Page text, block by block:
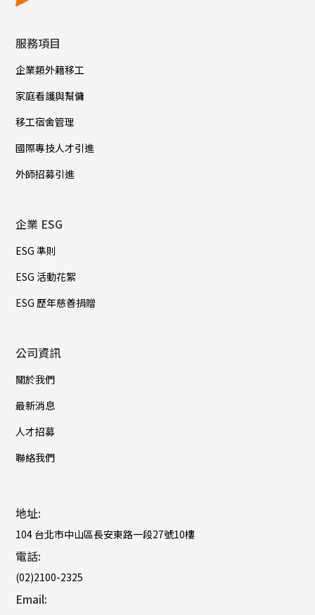
服務項目
企業類外籍移工
家庭看護與幫傭
移工宿舍管理
國際專技人才引進
外師招募引進
企業 ESG
ESG 準則
ESG 活動花絮
ESG 歷年慈善捐贈
公司資訊
關於我們
最新消息
人才招募
聯絡我們
地址:
104 台北市中山區長安東路一段27號10樓
電話:
(02)2100-2325
Email: